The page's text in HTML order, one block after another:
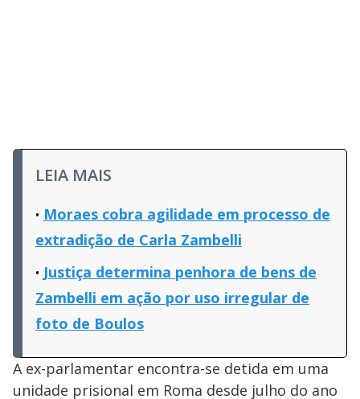
LEIA MAIS
Moraes cobra agilidade em processo de
extradição de Carla Zambelli
Justiça determina penhora de bens de
Zambelli em ação por uso irregular de
foto de Boulos
A ex-parlamentar encontra-se detida em uma
unidade prisional em Roma desde julho do ano